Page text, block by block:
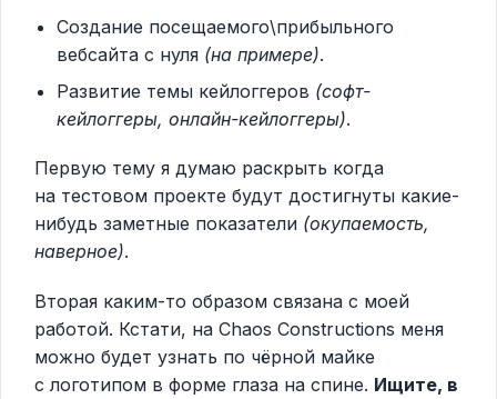
Создание посещаемого\прибыльного
вебсайта с нуля (на примере).
Развитие темы кейлоггеров (софт-
кейлоггеры, онлайн-кейлоггеры).
Первую тему я думаю раскрыть когда
на тестовом проекте будут достигнуты какие-
нибудь заметные показатели (окупаемость,
наверное).
Вторая каким-то образом связана с моей
работой. Кстати, на Chaos Constructions меня
можно будет узнать по чёрной майке
с логотипом в форме глаза на спине. Ищите, в